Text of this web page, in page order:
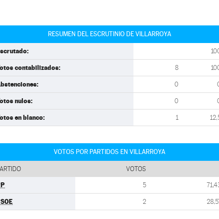
RESUMEN DEL ESCRUTINIO DE VILLARROYA
contabilizados: 8
0
nulos: 0
en blanco: 1
VOTOS POR PARTIDOS EN VILLARROYA
VOTOS
5
2